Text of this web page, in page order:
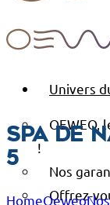
Univers
!
Nos
Offrez-
Spa de
5
HomeOeweo